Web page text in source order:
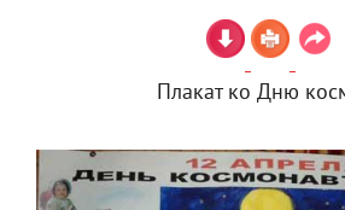
Плакат ко Дню